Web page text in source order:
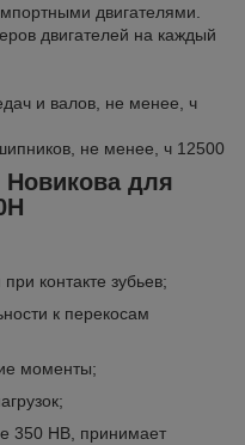
двигателями.
двигателей на каждый
и валов, не менее, ч
не менее, ч 12500
Новикова для
контакте зубьев;
к перекосам
моменты;
350 НВ, принимает